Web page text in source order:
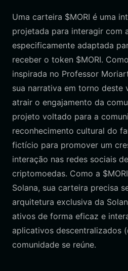
Uma carteira $MORI é uma
projetada para interagir com
especificamente adaptada
receber o token $MORI.
inspirada no Professor
sua narrativa em torno deste
atrair o engajamento da
projeto voltado para a
reconhecimento cultural do
fictício para promover um
interação nas redes sociais
criptomoedas. Como a
Solana, sua carteira precisa
arquitetura exclusiva da
ativos de forma eficaz e
aplicativos descentralizados
comunidade se reúne.